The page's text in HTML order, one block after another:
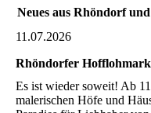
Neues aus Rhöndorf
11.07.2026
Rhöndorfer
Es ist wieder soweit! Ab
malerischen Höfe und